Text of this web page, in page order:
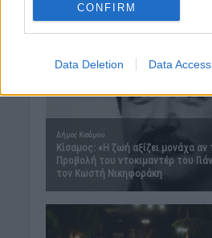
CONFIRM
Data Deletion Data Access